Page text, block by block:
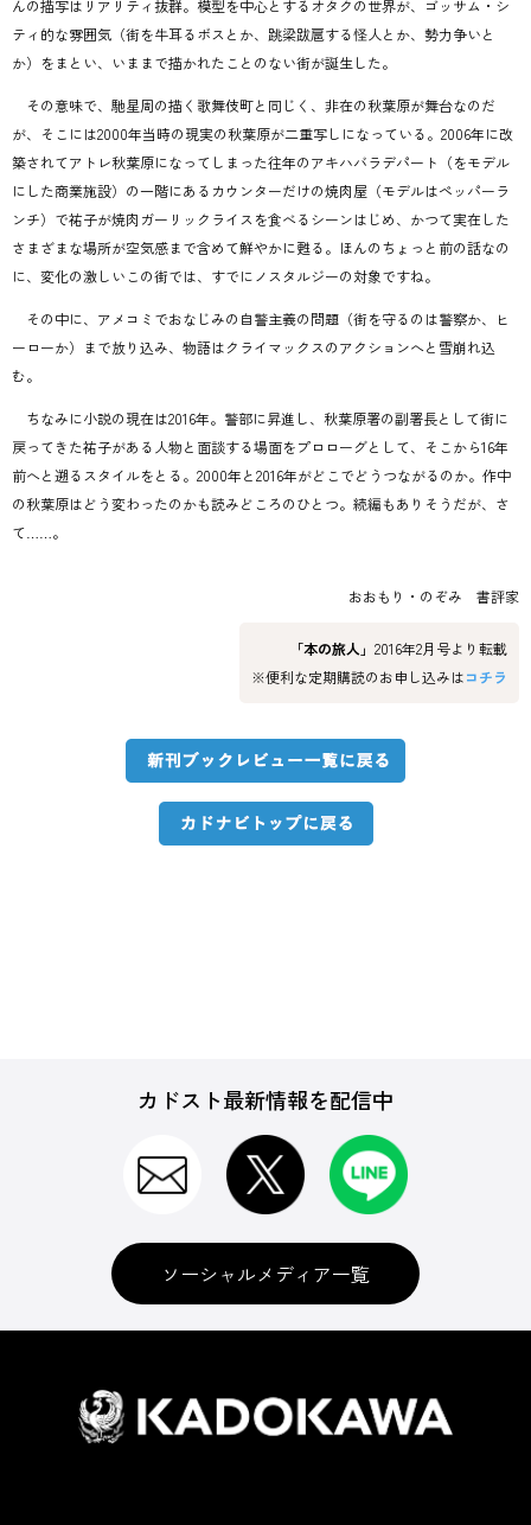
んの描写はリアリティ抜群。模型を中心とするオタクの世界が、ゴッサム・シ
ティ的な雰囲気（街を牛耳るボスとか、跳梁跋扈する怪人とか、勢力争いと
か）をまとい、いままで描かれたことのない街が誕生した。
その意味で、馳星周の描く歌舞伎町と同じく、非在の秋葉原が舞台なのだ
が、そこには2000年当時の現実の秋葉原が二重写しになっている。2006年に改
築されてアトレ秋葉原になってしまった往年のアキハバラデパート（をモデル
にした商業施設）の一階にあるカウンターだけの焼肉屋（モデルはペッパーラ
ンチ）で祐子が焼肉ガーリックライスを食べるシーンはじめ、かつて実在した
さまざまな場所が空気感まで含めて鮮やかに甦る。ほんのちょっと前の話なの
に、変化の激しいこの街では、すでにノスタルジーの対象ですね。
その中に、アメコミでおなじみの自警主義の問題（街を守るのは警察か、ヒ
ーローか）まで放り込み、物語はクライマックスのアクションへと雪崩れ込
む。
ちなみに小説の現在は2016年。警部に昇進し、秋葉原署の副署長として街に
戻ってきた祐子がある人物と面談する場面をプロローグとして、そこから16年
前へと遡るスタイルをとる。2000年と2016年がどこでどうつながるのか。作中
の秋葉原はどう変わったのかも読みどころのひとつ。続編もありそうだが、さ
て……。
おおもり・のぞみ 書評家
「本の旅人」 2016年2月号より転載
※便利な定期購読のお申し込みはコチラ
カドスト最新情報を配信中
ソーシャルメディア一覧